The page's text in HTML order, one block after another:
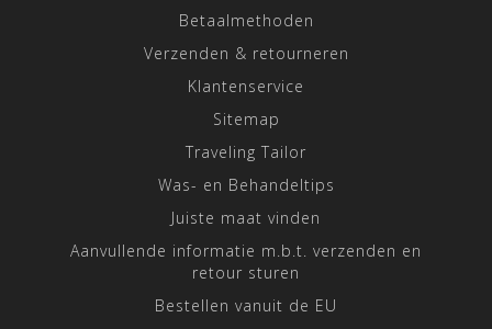
Betaalmethoden
Verzenden & retourneren
Klantenservice
Sitemap
Traveling Tailor
Was- en Behandeltips
Juiste maat vinden
Aanvullende informatie m.b.t. verzenden en
retour sturen
Bestellen vanuit de EU